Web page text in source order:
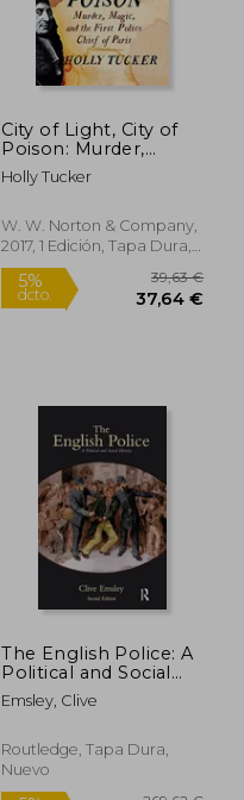
City of Light, City of
Poison: Murder,
Magic, and the First
Police Chief of Paris
Holly Tucker
W. W. Norton & Company,
2017, 1 Edición, Tapa Dura,
Nuevo
The English Police: A
Political and Social
History (en Inglés)
Emsley, Clive
Routledge, Tapa Dura,
Nuevo